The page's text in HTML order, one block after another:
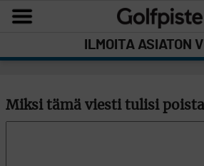
ILMOITA ASIATON
Miksi tämä viesti tulisi